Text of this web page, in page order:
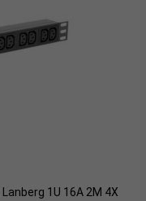
1U 16A 2M 4X